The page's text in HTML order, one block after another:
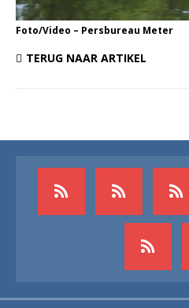
Foto/Video – Persbureau Meter
TERUG NAAR ARTIKEL